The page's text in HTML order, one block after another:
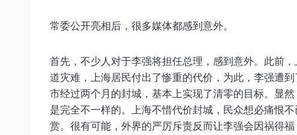
常委公开亮相后，很多媒体都感到意外。
首先，不少人对于李强将担任总理，感到意外。此前
道灾难，上海居民付出了惨重的代价，为此，李强遭
市经过两个月的封城，基本上实现了清零的目标。显
是完全不一样的。上海不惜代价封城，民众想必痛恨
赏。很有可能，外界的严厉斥责反而让李强会因祸得